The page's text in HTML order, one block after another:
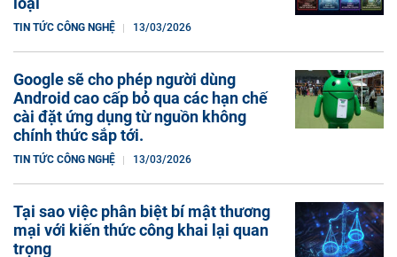
TIN TỨC CÔNG NGHỆ 13/03/2026
Google sẽ cho phép người dùng
Android cao cấp bỏ qua các hạn chế
cài đặt ứng dụng từ nguồn không
chính thức sắp tới.
TIN TỨC CÔNG NGHỆ 13/03/2026
Tại sao việc phân biệt bí mật thương
mại với kiến ​​thức công khai lại quan
trọng